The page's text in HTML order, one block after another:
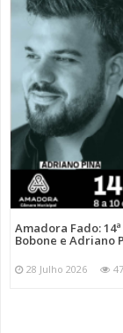
Amadora Fado:
Bobone e Adriano
28 Julho 2026